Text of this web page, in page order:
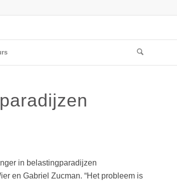
in belastingparadijzen
en Gabriel Zucman. “Het probleem is